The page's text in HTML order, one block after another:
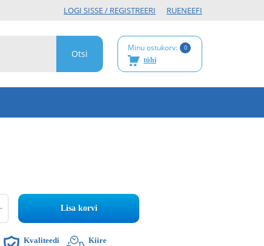
RUENEEFI
LOGI SISSE / REGISTREERI
Minu ostukorv: 0
tühi
Lisa korvi
Kvaliteedi
Kiire